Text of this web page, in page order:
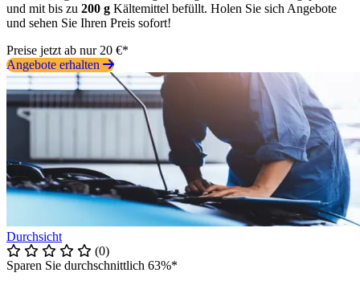
und mit bis zu 200 g Kältemittel befüllt. Holen Sie sich Angebote
und sehen Sie Ihren Preis sofort!
Preise jetzt ab nur 20 €*
Angebote erhalten
Durchsicht
(0)
Sparen Sie durchschnittlich 63%*